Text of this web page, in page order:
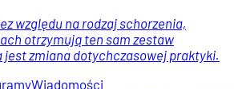
względu na rodzaj schorzenia,
otrzymują ten sam zestaw
jest zmiana dotychczasowej praktyki.
Wiadomości